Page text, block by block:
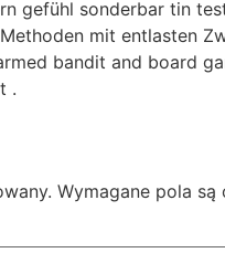
gefühl sonderbar tin
mit entlasten
bandit and board
.
Wymagane pola są